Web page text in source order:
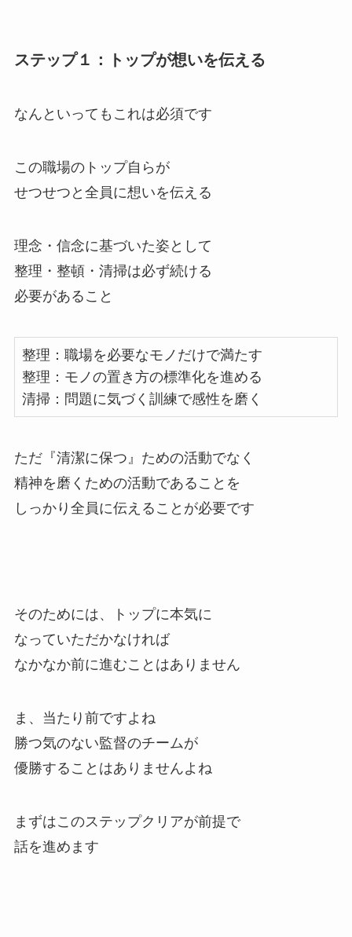
ステップ１：トップが想いを伝える
なんといってもこれは必須です
この職場のトップ自らが
せつせつと全員に想いを伝える
理念・信念に基づいた姿として
整理・整頓・清掃は必ず続ける
必要があること
整理：職場を必要なモノだけで満たす
整理：モノの置き方の標準化を進める
清掃：問題に気づく訓練で感性を磨く
ただ『清潔に保つ』ための活動でなく
精神を磨くための活動であることを
しっかり全員に伝えることが必要です
そのためには、トップに本気に
なっていただかなければ
なかなか前に進むことはありません
ま、当たり前ですよね
勝つ気のない監督のチームが
優勝することはありませんよね
まずはこのステップクリアが前提で
話を進めます